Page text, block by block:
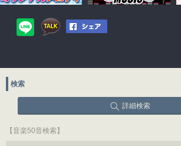
検索
詳細検索
【音楽50音検索】